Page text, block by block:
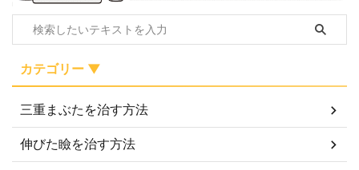
カテゴリー ▼
三重まぶたを治す方法
伸びた瞼を治す方法